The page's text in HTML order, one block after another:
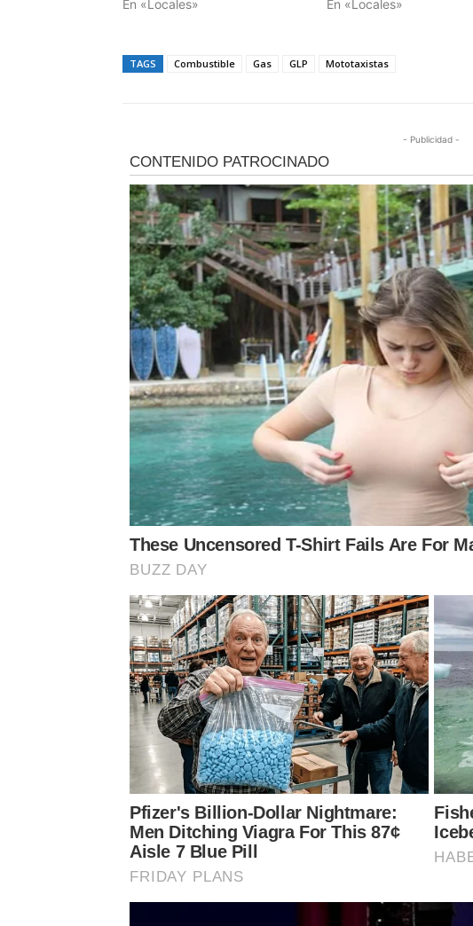
En «Locales»
En «Locales»
TAGS Combustible Gas GLP Mototaxistas
- Publicidad -